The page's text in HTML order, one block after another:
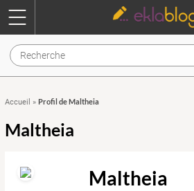
Accueil » Profil de Maltheia
Maltheia
Maltheia